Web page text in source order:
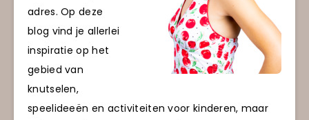
adres. Op deze
blog vind je allerlei
inspiratie op het
gebied van
knutselen,
speelideeën en activiteiten voor kinderen, maar